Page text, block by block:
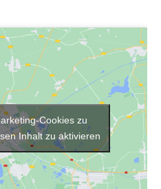
Cookies zu
Inhalt zu aktivieren